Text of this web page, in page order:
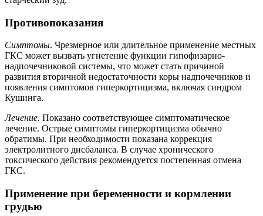
Противопоказания
Симптомы. Чрезмерное или длительное применение местных
ГКС может вызвать угнетение функции гипофизарно-
надпочечниковой системы, что может стать причиной
развития вторичной недостаточности коры надпочечников и
появления симптомов гиперкортицизма, включая синдром
Кушинга.
Лечение. Показано соответствующее симптоматическое
лечение. Острые симптомы гиперкортицизма обычно
обратимы. При необходимости показана коррекция
электролитного дисбаланса. В случае хронического
токсического действия рекомендуется постепенная отмена
ГКС.
Применение при беременности и кормлении
грудью